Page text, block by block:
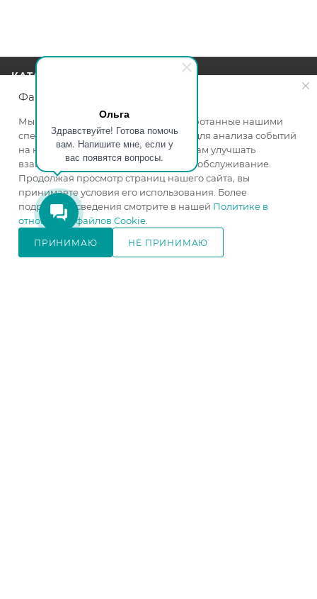
Ольга
Здравствуйте! Готова помочь
вам. Напишите мне, если у
вас появятся вопросы.
В КОРЗИНУ
КАТАЛОГ
УСЛУГИ
БРЕНДЫ
КОМПАНИЯ
ИНФОРМАЦИЯ
Файлы cookie
Мы используем файлы cookie, разработанные нашими
специалистами и третьими лицами, для анализа событий
на нашем веб-сайте, что позволяет нам улучшать
взаимодействие с пользователями и обслуживание.
Продолжая просмотр страниц нашего сайта, вы
принимаете условия его использования. Более
подробные сведения смотрите в нашей Политике в
отношении файлов Cookie
ПРИНИМАЮ НЕ ПРИНИМАЮ